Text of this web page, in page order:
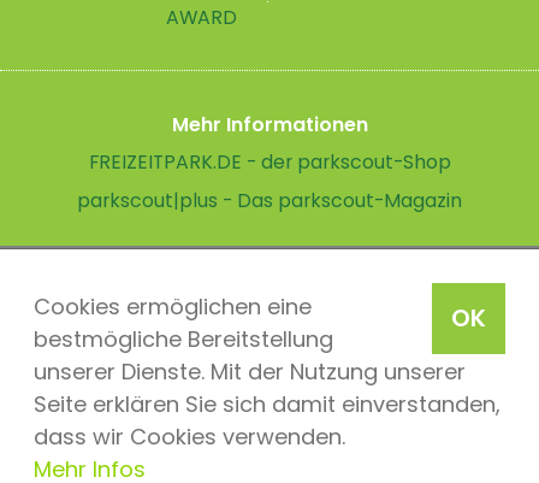
OK
Cookies ermöglichen eine
bestmögliche Bereitstellung
unserer Dienste. Mit der Nutzung unserer
Seite erklären Sie sich damit einverstanden,
dass wir Cookies verwenden.
Mehr Infos
AWARD
Mehr Informationen
FREIZEITPARK.DE - der parkscout-Shop
parkscout|plus - Das parkscout-Magazin
parkscout.de 2026, ein Produkt der Parkteam AG